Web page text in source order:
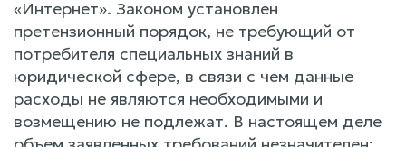
«Интернет». Законом установлен
претензионный порядок, не требующий от
потребителя специальных знаний в
юридической сфере, в связи с чем данные
расходы не являются необходимыми и
возмещению не подлежат. В настоящем деле